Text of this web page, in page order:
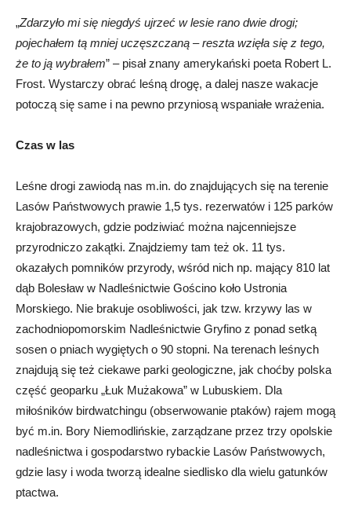
„Zdarzyło mi się niegdyś ujrzeć w lesie rano dwie drogi;
pojechałem tą mniej uczęszczaną – reszta wzięła się z tego,
że to ją wybrałem” – pisał znany amerykański poeta Robert L.
Frost. Wystarczy obrać leśną drogę, a dalej nasze wakacje
potoczą się same i na pewno przyniosą wspaniałe wrażenia.
Czas w las
Leśne drogi zawiodą nas m.in. do znajdujących się na terenie
Lasów Państwowych prawie 1,5 tys. rezerwatów i 125 parków
krajobrazowych, gdzie podziwiać można najcenniejsze
przyrodniczo zakątki. Znajdziemy tam też ok. 11 tys.
okazałych pomników przyrody, wśród nich np. mający 810 lat
dąb Bolesław w Nadleśnictwie Gościno koło Ustronia
Morskiego. Nie brakuje osobliwości, jak tzw. krzywy las w
zachodniopomorskim Nadleśnictwie Gryfino z ponad setką
sosen o pniach wygiętych o 90 stopni. Na terenach leśnych
znajdują się też ciekawe parki geologiczne, jak choćby polska
część geoparku „Łuk Mużakowa” w Lubuskiem. Dla
miłośników birdwatchingu (obserwowanie ptaków) rajem mogą
być m.in. Bory Niemodlińskie, zarządzane przez trzy opolskie
nadleśnictwa i gospodarstwo rybackie Lasów Państwowych,
gdzie lasy i woda tworzą idealne siedlisko dla wielu gatunków
ptactwa.